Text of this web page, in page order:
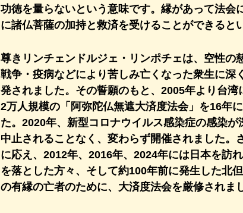
功徳を量らないという意味です。縁があって法会
に諸仏菩薩の加持と救済を受けることができると
尊きリンチェンドルジェ・リンポチェは、空性の
戦争・疫病などにより苦しみ亡くなった衆生に深
発されました。その誓願のもと、2005年より台湾
2万人規模の「阿弥陀仏無遮大済度法会」を16年
た。2020年、新型コロナウイルス感染症の感染
中止されることなく、変わらず開催されました。
に応え、2012年、2016年、2024年には日本を訪
を落とした方々、そして約100年前に発生した北
の有縁の亡者のために、大済度法会を厳修されま